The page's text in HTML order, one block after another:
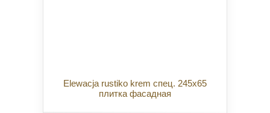
Elewacja rustiko krem спец. 245x65
плитка фасадная